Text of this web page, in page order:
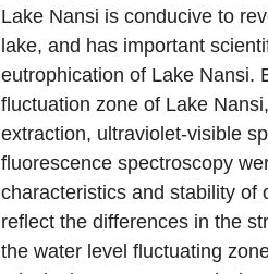
Lake Nansi is conducive to
lake, and has important
eutrophication of Lake Nansi.
fluctuation zone of Lake
extraction, ultraviolet-visible
fluorescence spectroscopy
characteristics and stability of
reflect the differences in the
the water level fluctuating